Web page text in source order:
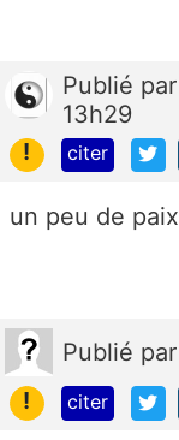
Publié par
13h29
!
citer
un peu de
Publié par
!
citer